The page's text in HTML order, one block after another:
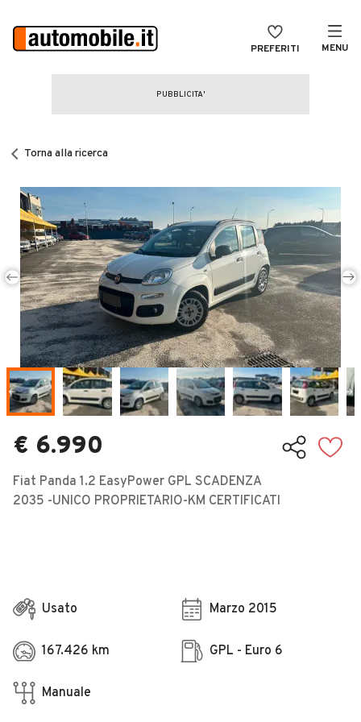
PREFERITI MENU
CERCA
Auto Nuove
Noleggio a lungo termine
Auto d'epoca
Moto
Camper
Veicoli Commerciali
Concessionari
Torna alla ricerca
€ 6.990
Fiat Panda 1.2 EasyPower GPL SCADENZA
2035 -UNICO PROPRIETARIO-KM CERTIFICATI
Usato Marzo 2015
167.426 km GPL - Euro 6
Manuale